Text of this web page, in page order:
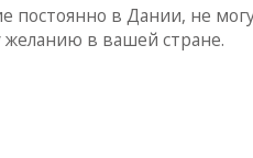
в Дании, не
в вашей стране.